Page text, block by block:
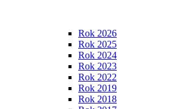
Rok 2026
Rok 2025
Rok 2024
Rok 2023
Rok 2022
Rok 2019
Rok 2018